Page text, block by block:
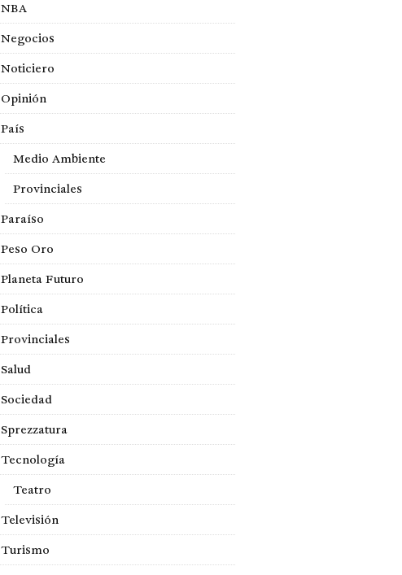
NBA
Negocios
Noticiero
Opinión
País
Medio Ambiente
Provinciales
Paraíso
Peso Oro
Planeta Futuro
Política
Provinciales
Salud
Sociedad
Sprezzatura
Tecnología
Teatro
Televisión
Turismo